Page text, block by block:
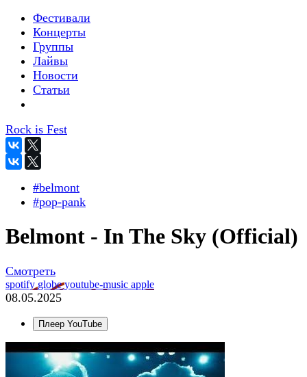
Фестивали
Концерты
Группы
Лайвы
Новости
Статьи
Rock is Fest
#belmont
#pop-pank
Belmont - In The Sky (Official)
Смотреть
spotifyglobeyoutube-music apple
08.05.2025
Плеер YouTube